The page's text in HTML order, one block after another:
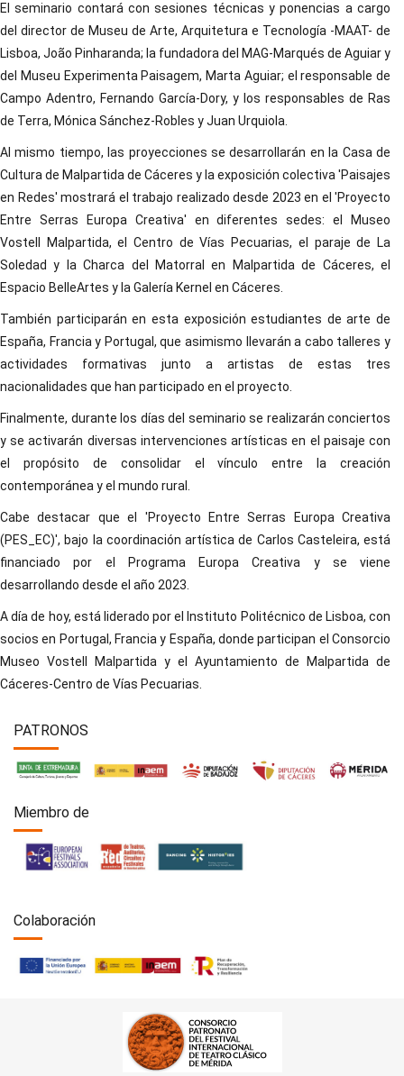
El seminario contará con sesiones técnicas y ponencias a cargo
del director de Museu de Arte, Arquitetura e Tecnología -MAAT- de
Lisboa, João Pinharanda; la fundadora del MAG-Marqués de Aguiar y
del Museu Experimenta Paisagem, Marta Aguiar; el responsable de
Campo Adentro, Fernando García-Dory, y los responsables de Ras
de Terra, Mónica Sánchez-Robles y Juan Urquiola.
Al mismo tiempo, las proyecciones se desarrollarán en la Casa de
Cultura de Malpartida de Cáceres y la exposición colectiva 'Paisajes
en Redes' mostrará el trabajo realizado desde 2023 en el 'Proyecto
Entre Serras Europa Creativa' en diferentes sedes: el Museo
Vostell Malpartida, el Centro de Vías Pecuarias, el paraje de La
Soledad y la Charca del Matorral en Malpartida de Cáceres, el
Espacio BelleArtes y la Galería Kernel en Cáceres.
También participarán en esta exposición estudiantes de arte de
España, Francia y Portugal, que asimismo llevarán a cabo talleres y
actividades formativas junto a artistas de estas tres
nacionalidades que han participado en el proyecto.
Finalmente, durante los días del seminario se realizarán conciertos
y se activarán diversas intervenciones artísticas en el paisaje con
el propósito de consolidar el vínculo entre la creación
contemporánea y el mundo rural.
Cabe destacar que el 'Proyecto Entre Serras Europa Creativa
(PES_EC)', bajo la coordinación artística de Carlos Casteleira, está
financiado por el Programa Europa Creativa y se viene
desarrollando desde el año 2023.
A día de hoy, está liderado por el Instituto Politécnico de Lisboa, con
socios en Portugal, Francia y España, donde participan el Consorcio
Museo Vostell Malpartida y el Ayuntamiento de Malpartida de
Cáceres-Centro de Vías Pecuarias.
PATRONOS
Miembro de
Colaboración